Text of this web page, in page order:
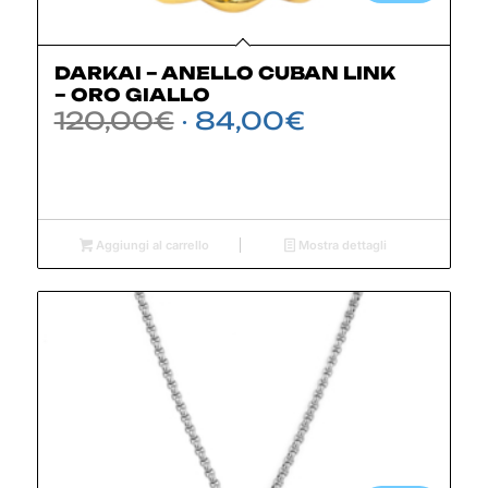
DARKAI – ANELLO CUBAN LINK
– ORO GIALLO
120,00€ Il
120,00€.
84,00€Il
84,00€.
Aggiungi al carrello Mostra dettagli